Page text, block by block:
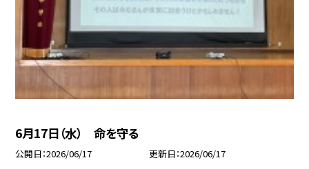
6月17日（水） 命を守る
公開日 2026/06/17 更新日 2026/06/17